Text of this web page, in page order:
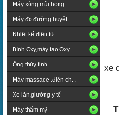
Máy xông mũi họng
Máy đo đường huyết
Nhiệt kế điện tử
Bình Oxy,máy tạo Oxy
Ống thủy tinh
Máy massage ,điện ch...
Xe lăn,giường y tế
Máy thẩm mỹ
xe